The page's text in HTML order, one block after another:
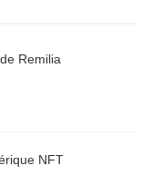
Remilia
NFT